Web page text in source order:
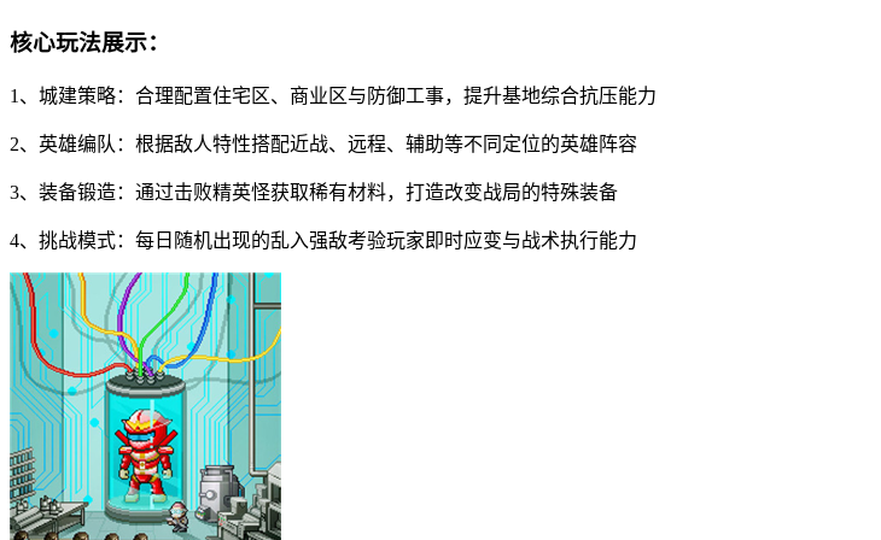
核心玩法展示：
1、城建策略：合理配置住宅区、商业区与防御工事，提升基地综合抗压能力
2、英雄编队：根据敌人特性搭配近战、远程、辅助等不同定位的英雄阵容
3、装备锻造：通过击败精英怪获取稀有材料，打造改变战局的特殊装备
4、挑战模式：每日随机出现的乱入强敌考验玩家即时应变与战术执行能力